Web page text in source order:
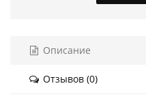
Описание
Отзывов (0)